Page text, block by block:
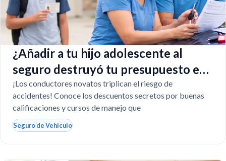
¿Añadir a tu hijo adolescente al
seguro destruyó tu presupuesto en
Texas?
¡Los conductores novatos triplican el riesgo de
accidentes! Conoce los descuentos secretos por buenas
calificaciones y cursos de manejo que
Seguro de Vehículo